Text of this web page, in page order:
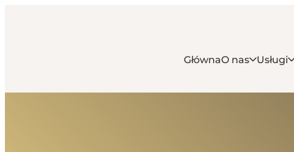
GłównaO nas Usługi